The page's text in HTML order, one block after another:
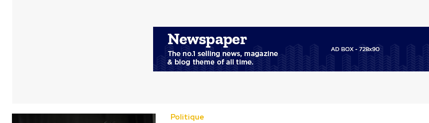
Politique